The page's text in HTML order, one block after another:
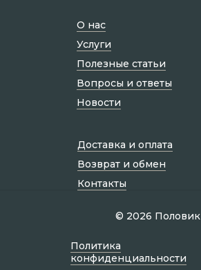
О нас
Услуги
Полезные статьи
Вопросы и ответы
Новости
Доставка и оплата
Возврат и обмен
Контакты
© 2026 Половик
Политик а
конфиденциальности